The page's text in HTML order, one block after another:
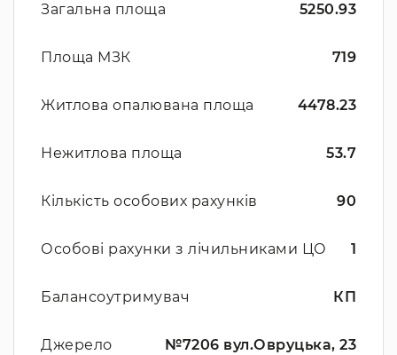
Загальна площа 5250.93
Площа МЗК 719
Житлова опалювана площа 4478.23
Нежитлова площа 53.7
Кількість особових рахунків 90
Особові рахунки з лічильниками ЦО 1
Балансоутримувач КП
Джерело
№7206 вул.Овруцька, 23